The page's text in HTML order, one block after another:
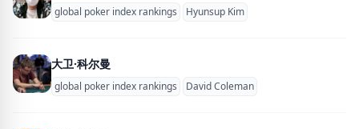
global poker index rankings Hyunsup Kim
大卫·科尔曼
global poker index rankings David Coleman